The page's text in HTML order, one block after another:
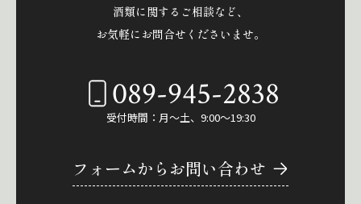
酒類に関するご相談など、
お気軽にお問合せくださいませ。
089-945-2838
受付時間：月～土、9:00～19:30
フォームからお問い合わせ